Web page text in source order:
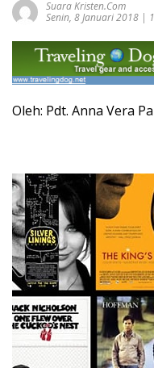
Suara Kristen.com
Senin, 8 Januari 2018 |
Oleh: Pdt. Anna Vera